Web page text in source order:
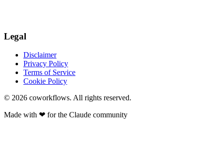
Legal
Disclaimer
Privacy Policy
Terms of Service
Cookie Policy
© 2026 coworkflows. All rights reserved.
Made with ❤ for the Claude community